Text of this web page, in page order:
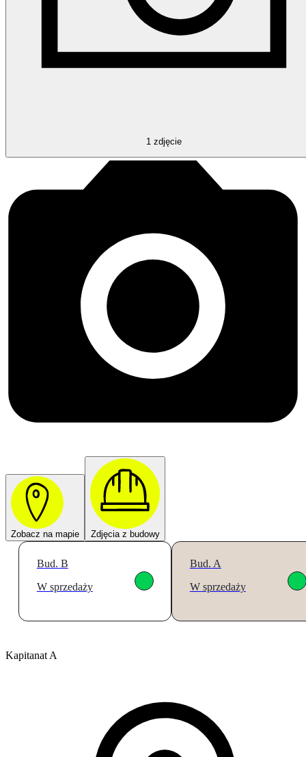
1 zdjęcie
Zobacz na mapie Zdjęcia z budowy
Bud. B
W sprzedaży
Bud. A
W sprzedaży
Kapitanat A